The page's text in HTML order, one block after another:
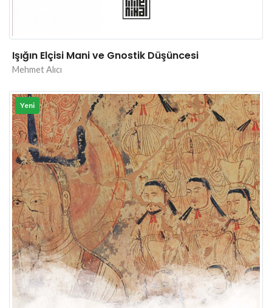
Işığın Elçisi Mani ve Gnostik Düşüncesi
Mehmet Alıcı
Yeni